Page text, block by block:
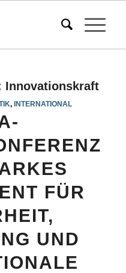
Innovationskraft
, INTERNATIONAL
FÜR
UND